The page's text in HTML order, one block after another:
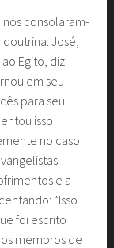
consolaram-
José,
Egito, diz:
em seu
para seu
isso
no caso
e a
“Isso
foi escrito
membros de